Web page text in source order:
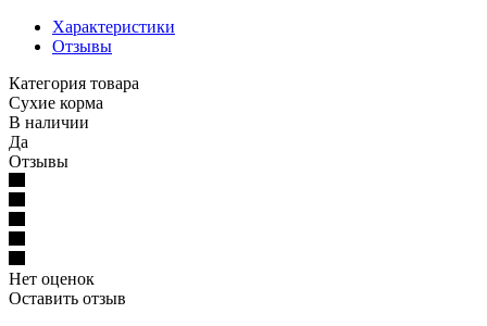
Характеристики
Отзывы
Категория товара
Сухие корма
В наличии
Да
Отзывы
Нет оценок
Оставить отзыв